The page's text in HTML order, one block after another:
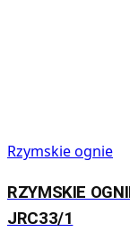
Rzymskie ognie
RZYMSKIE
JRC33/1